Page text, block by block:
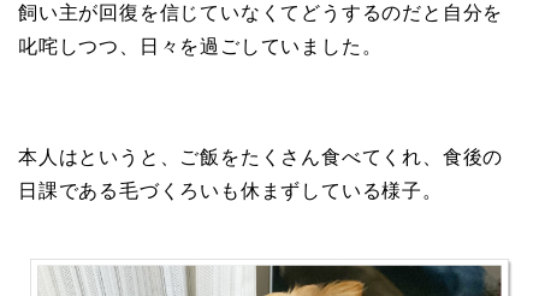
飼い主が回復を信じていなくてどうするのだと自分を
叱咤しつつ、日々を過ごしていました。
本人はというと、ご飯をたくさん食べてくれ、食後の
日課である毛づくろいも休まずしている様子。